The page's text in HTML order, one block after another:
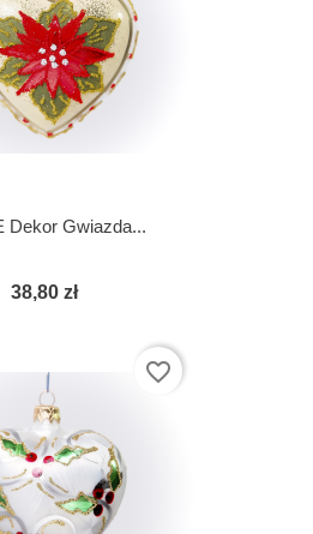
Dekor Gwiazda...
38,80 zł
favorite_border